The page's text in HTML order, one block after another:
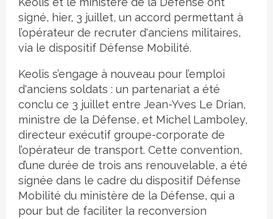
signé, hier, 3 juillet, un accord permettant à
l’opérateur de recruter d'anciens militaires,
via le dispositif Défense Mobilité.
Keolis s’engage à nouveau pour l’emploi
d'anciens soldats : un partenariat a été
conclu ce 3 juillet entre Jean-Yves Le Drian,
ministre de la Défense, et Michel Lamboley,
directeur exécutif groupe-corporate de
l’opérateur de transport. Cette convention,
d’une durée de trois ans renouvelable, a été
signée dans le cadre du dispositif Défense
Mobilité du ministère de la Défense, qui a
pour but de faciliter la reconversion